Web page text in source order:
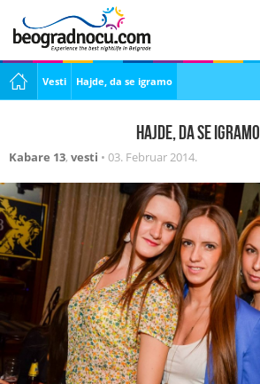
Vesti Hajde, da se igramo
Hajde, da se igramo
Kabare 13, vesti • 03. Februar 2014.